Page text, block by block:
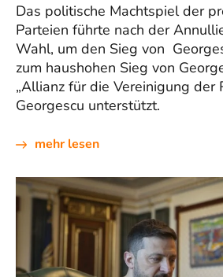
Das politische Machtspiel der
Parteien führte nach der
Wahl, um den Sieg von
zum haushohen Sieg von
„Allianz für die Vereinigung der
Georgescu unterstützt.
mehr lesen